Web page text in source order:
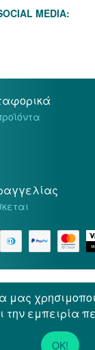
MEDIA:
All rights reserved.
Προσωπικά
μας
την εμπειρία
OK!